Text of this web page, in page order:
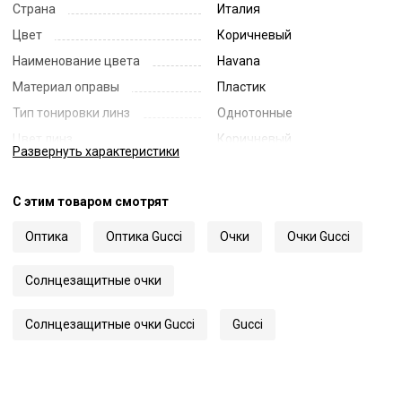
Страна
Италия
Цвет
Коричневый
Наименование цвета
Havana
Материал оправы
Пластик
Тип тонировки линз
Однотонные
Коричневый
Длина заушника
145
Развернуть характеристики
С этим товаром смотрят
Оптика Оптика Gucci Очки Очки Gucci
Солнцезащитные очки
Солнцезащитные очки Gucci Gucci